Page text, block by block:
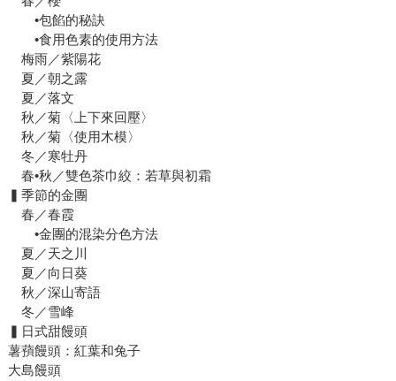
•包餡的秘訣
•食用色素的使用方法
梅雨／紫陽花
夏／朝之露
夏／落文
秋／菊〈上下來回壓〉
秋／菊〈使用木模〉
冬／寒牡丹
春•秋／雙色茶巾絞：若草與初霜
▍季節的金團
春／春霞
•金團的混染分色方法
夏／天之川
夏／向日葵
秋／深山寄語
冬／雪峰
▍日式甜饅頭
薯蕷饅頭：紅葉和兔子
大島饅頭